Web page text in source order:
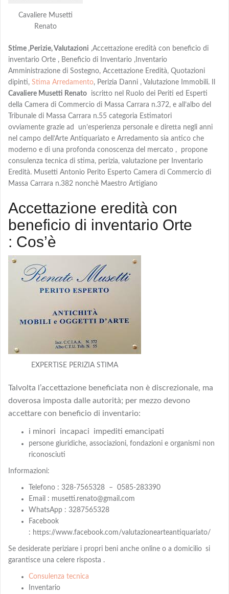
Cavaliere Musetti
Renato
Stime ,Perizie, Valutazioni ,Accettazione eredità con beneficio di
inventario Orte , Beneficio di Inventario ,Inventario
Amministrazione di Sostegno, Accettazione Eredità, Quotazioni
dipinti, Stima Arredamento, Perizia Danni , Valutazione Immobili. Il
Cavaliere Musetti Renato iscritto nel Ruolo dei Periti ed Esperti
della Camera di Commercio di Massa Carrara n.372, e all’albo del
Tribunale di Massa Carrara n.55 categoria Estimatori
ovviamente grazie ad un’esperienza personale e diretta negli anni
nel campo dell’Arte Antiquariato e Arredamento sia antico che
moderno e di una profonda conoscenza del mercato , propone
consulenza tecnica di stima, perizia, valutazione per Inventario
Eredità. Musetti Antonio Perito Esperto Camera di Commercio di
Massa Carrara n.382 nonchè Maestro Artigiano
Accettazione eredità con
beneficio di inventario Orte
: Cos’è
EXPERTISE PERIZIA STIMA
Talvolta l’accettazione beneficiata non è discrezionale, ma
doverosa imposta dalle autorità; per mezzo devono
accettare con beneficio di inventario:
i minori incapaci impediti emancipati
persone giuridiche, associazioni, fondazioni e organismi non
riconosciuti
Informazioni:
Telefono : 328-7565328 – 0585-283390
Email : musetti.renato@gmail.com
WhatsApp : 3287565328
Facebook
: https://www.facebook.com/valutazionearteantiquariato/
Se desiderate periziare i propri beni anche online o a domicilio si
garantisce una celere risposta .
Consulenza tecnica
Inventario